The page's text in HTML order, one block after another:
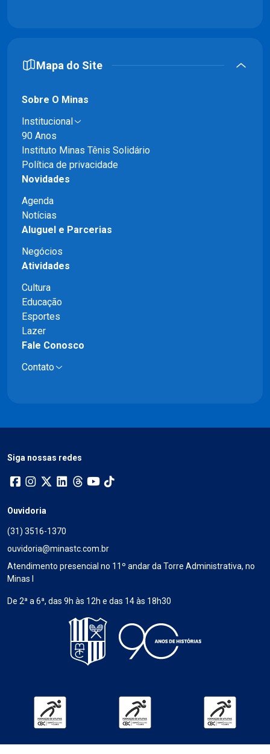
Mapa do Site
Sobre O Minas
Institucional
90 Anos
Instituto Minas Tênis Solidário
Política de privacidade
Novidades
Agenda
Notícias
Aluguel e Parcerias
Negócios
Atividades
Cultura
Educação
Esportes
Lazer
Fale Conosco
Contato
Siga nossas redes
Ouvidoria
(31) 3516-1370
ouvidoria@minastc.com.br
Atendimento presencial no 11º andar da Torre Administrativa, no
Minas I
De 2ª a 6ª, das 9h às 12h e das 14 às 18h30